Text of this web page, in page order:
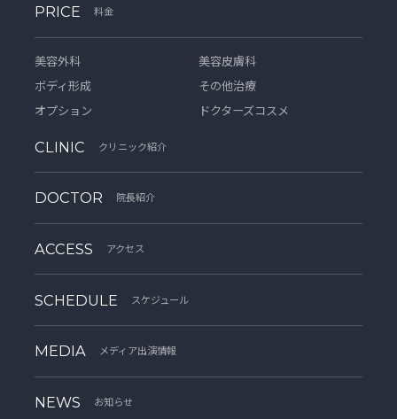
PRICE 料金
美容外科
美容皮膚科
ボディ形成
その他治療
オプション
ドクターズコスメ
CLINIC クリニック紹介
DOCTOR 院長紹介
ACCESS アクセス
SCHEDULE スケジュール
MEDIA メディア出演情報
NEWS お知らせ